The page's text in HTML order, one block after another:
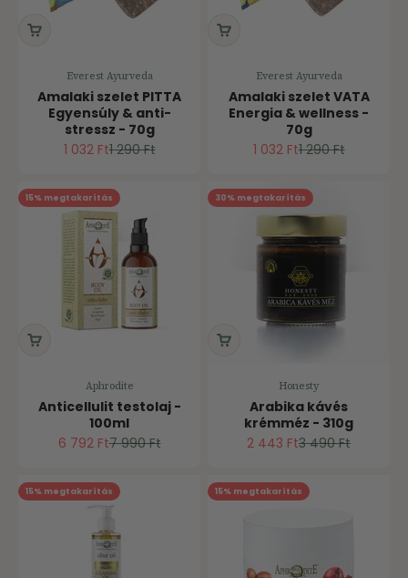
Everest Ayurveda
Amalaki szelet PITTA
Egyensúly & anti-
stressz - 70g
Ár
1 032 FtNormál ár
1 290 Ft
Everest Ayurveda
Amalaki szelet VATA
Energia & wellness -
70g
Ár
1 032 FtNormál ár
1 290 Ft
15% megtakarítás
Aphrodite
Anticellulit testolaj -
100ml
Ár
6 792 FtNormál ár
7 990 Ft
30% megtakarítás
Honesty
Arabika kávés
krémméz - 310g
Ár
2 443 FtNormál ár
3 490 Ft
15% megtakarítás 15% megtakarítás